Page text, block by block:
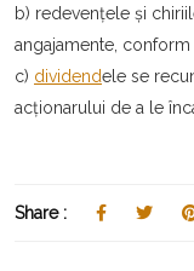
b) redevențele şi
angajamente,
c) dividendele se
acționarului de a le
Share :